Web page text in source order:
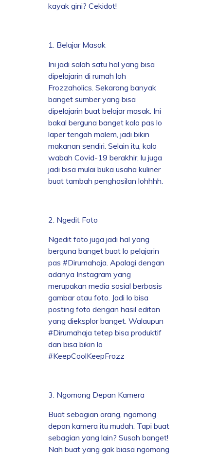
kayak gini? Cekidot!
1. Belajar Masak
Ini jadi salah satu hal yang bisa
dipelajarin di rumah loh
Frozzaholics. Sekarang banyak
banget sumber yang bisa
dipelajarin buat belajar masak. Ini
bakal berguna banget kalo pas lo
laper tengah malem, jadi bikin
makanan sendiri. Selain itu, kalo
wabah Covid-19 berakhir, lu juga
jadi bisa mulai buka usaha kuliner
buat tambah penghasilan lohhhh.
2. Ngedit Foto
Ngedit foto juga jadi hal yang
berguna banget buat lo pelajarin
pas #Dirumahaja. Apalagi dengan
adanya Instagram yang
merupakan media sosial berbasis
gambar atau foto. Jadi lo bisa
posting foto dengan hasil editan
yang dieksplor banget. Walaupun
#Dirumahaja tetep bisa produktif
dan bisa bikin lo
#KeepCoolKeepFrozz
3. Ngomong Depan Kamera
Buat sebagian orang, ngomong
depan kamera itu mudah. Tapi buat
sebagian yang lain? Susah banget!
Nah buat yang gak biasa ngomong